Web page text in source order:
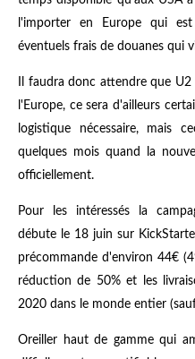
l'importer en Europe qui
éventuels frais de douanes qui
Il faudra donc attendre que
l'Europe, ce sera d'ailleurs
logistique nécessaire, mais
quelques mois quand la
officiellement.
Pour les intéressés la
débute le 18 juin sur
précommande d'environ 44€
réduction de 50% et les
2020 dans le monde entier
Oreiller haut de gamme qui